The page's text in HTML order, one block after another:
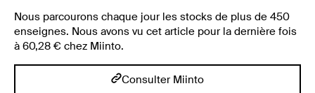
Nous parcourons chaque jour les stocks de plus de 450
enseignes. Nous avons vu cet article pour la dernière fois
à 60,28 € chez Miinto.
Consulter Miinto